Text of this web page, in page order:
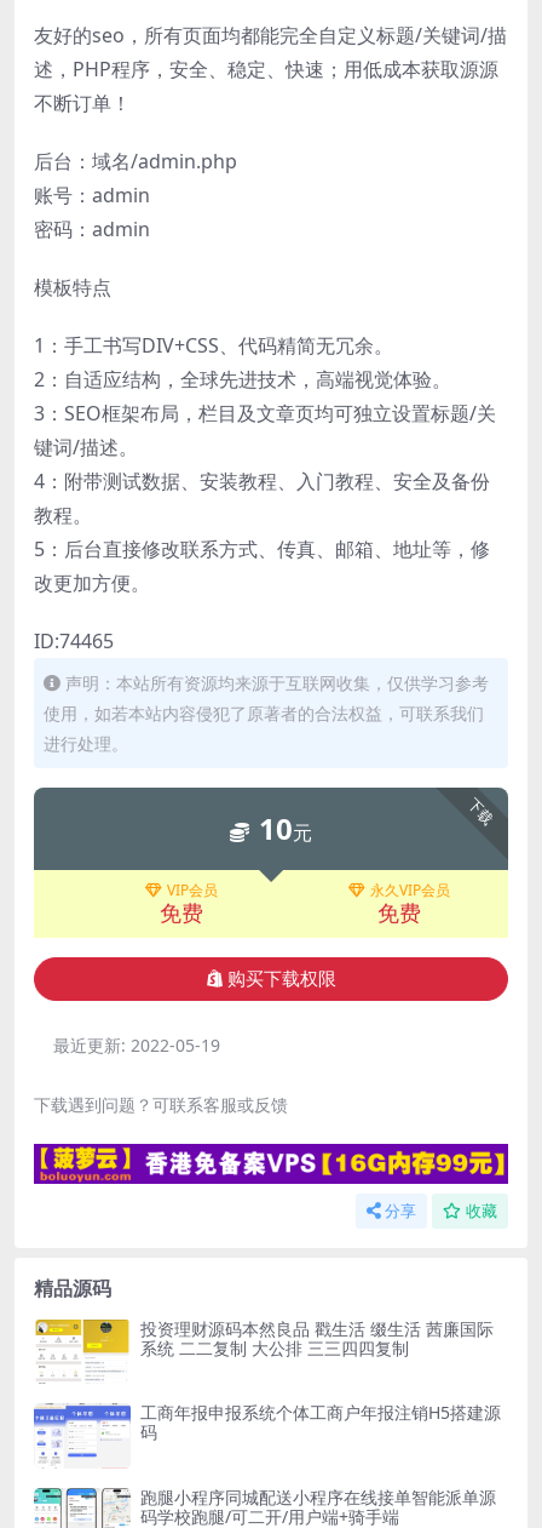
友好的seo，所有页面均都能完全自定义标题/关键词/描
述，PHP程序，安全、稳定、快速；用低成本获取源源
不断订单！
后台：域名/admin.php
账号：admin
密码：admin
模板特点
1：手工书写DIV+CSS、代码精简无冗余。
2：自适应结构，全球先进技术，高端视觉体验。
3：SEO框架布局，栏目及文章页均可独立设置标题/关
键词/描述。
4：附带测试数据、安装教程、入门教程、安全及备份
教程。
5：后台直接修改联系方式、传真、邮箱、地址等，修
改更加方便。
ID:74465
声明：本站所有资源均来源于互联网收集，仅供学习参考
使用，如若本站内容侵犯了原著者的合法权益，可联系我们
进行处理。
下载
10元
VIP会员
免费
永久VIP会员
免费
购买下载权限
最近更新: 2022-05-19
下载遇到问题？可联系客服或反馈
分享 收藏
精品源码
投资理财源码本然良品 戳生活 缀生活 茜廉国际
系统 二二复制 大公排 三三四四复制
工商年报申报系统个体工商户年报注销H5搭建源
码
跑腿小程序同城配送小程序在线接单智能派单源
码学校跑腿/可二开/用户端+骑手端